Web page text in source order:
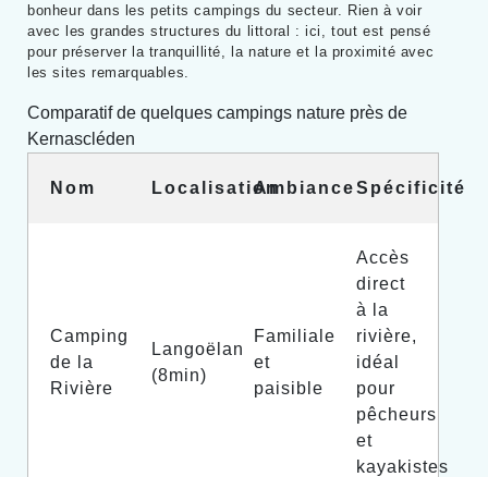
bonheur dans les petits campings du secteur. Rien à voir
avec les grandes structures du littoral : ici, tout est pensé
pour préserver la tranquillité, la nature et la proximité avec
les sites remarquables.
Comparatif de quelques campings nature près de
Kernascléden
Nom LocalisationAmbianceSpécificité
Camping
de la
Rivière
Langoëlan
(8min)
Familiale
et
paisible
Accès
direct
à la
rivière,
idéal
pour
pêcheurs
et
kayakistes